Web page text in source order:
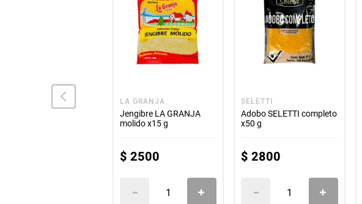
LA GRANJA
Jengibre LA GRANJA
molido x15 g
$ 2500
SELETTI
Adobo SELETTI completo
x50 g
$ 2800